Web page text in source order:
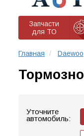
Запчасти
для ТО
Главная Daewoo
Уточните
автомобиль: